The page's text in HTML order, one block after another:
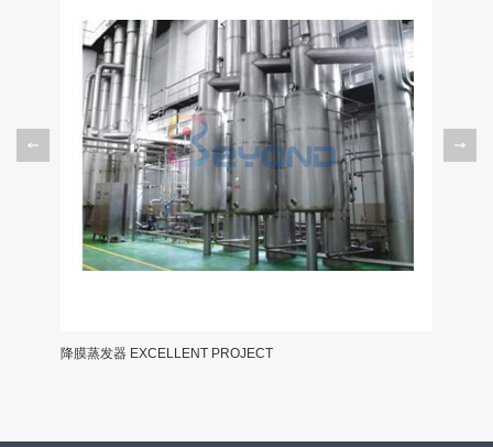
降膜蒸发器 EXCELLENT PROJECT